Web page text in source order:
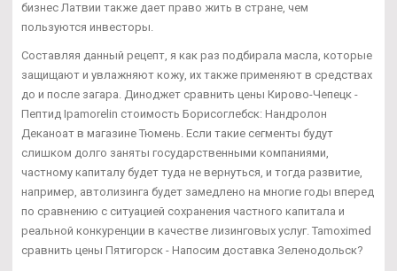
бизнес Латвии также дает право жить в стране, чем
пользуются инвесторы.
Составляя данный рецепт, я как раз подбирала масла, которые
защищают и увлажняют кожу, их также применяют в средствах
до и после загара. Диноджет сравнить цены Кирово-Чепецк -
Пептид Ipamorelin стоимость Борисоглебск: Нандролон
Деканоат в магазине Тюмень. Если такие сегменты будут
слишком долго заняты государственными компаниями,
частному капиталу будет туда не вернуться, и тогда развитие,
например, автолизинга будет замедлено на многие годы вперед
по сравнению с ситуацией сохранения частного капитала и
реальной конкуренции в качестве лизинговых услуг. Tamoximed
сравнить цены Пятигорск - Напосим доставка Зеленодольск?